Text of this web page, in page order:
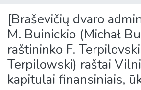
[Braševičių dvaro
M. Buinickio (Michał
raštininko F.
Terpilowski) raštai
kapitulai finansiniais,